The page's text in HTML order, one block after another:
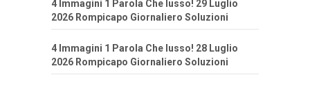
4 Immagini 1 Parola Che lusso! 29 Luglio
2026 Rompicapo Giornaliero Soluzioni
4 Immagini 1 Parola Che lusso! 28 Luglio
2026 Rompicapo Giornaliero Soluzioni